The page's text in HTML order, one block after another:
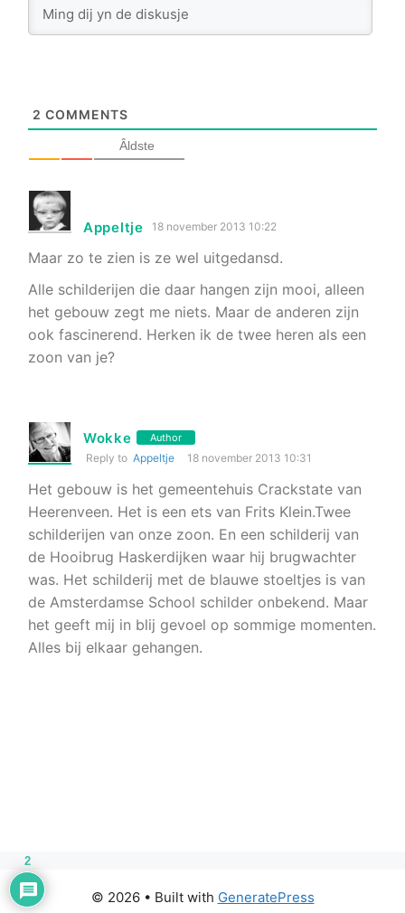
2 COMMENTS
Âldste
Appeltje 18 november 2013 10:22
Maar zo te zien is ze wel uitgedansd.
Alle schilderijen die daar hangen zijn mooi, alleen
het gebouw zegt me niets. Maar de anderen zijn
ook fascinerend. Herken ik de twee heren als een
zoon van je?
Wokke Author
Reply to Appeltje 18 november 2013 10:31
Het gebouw is het gemeentehuis Crackstate van
Heerenveen. Het is een ets van Frits Klein.Twee
schilderijen van onze zoon. En een schilderij van
de Hooibrug Haskerdijken waar hij brugwachter
was. Het schilderij met de blauwe stoeltjes is van
de Amsterdamse School schilder onbekend. Maar
het geeft mij in blij gevoel op sommige momenten.
Alles bij elkaar gehangen.
© 2026 • Built with GeneratePress
2